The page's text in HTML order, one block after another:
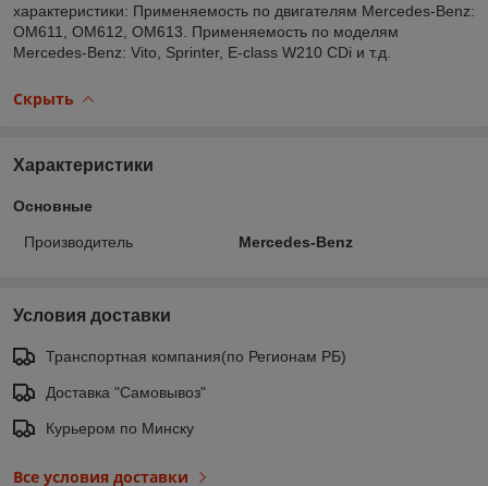
характеристики: Применяемость по двигателям Mercedes-Benz:
OM611, OM612, OM613. Применяемость по моделям
Mercedes-Benz: Vito, Sprinter, E-class W210 CDi и т.д.
Скрыть
Характеристики
Основные
Производитель Mercedes-Benz
Условия доставки
Транспортная компания(по Регионам РБ)
Доставка "Самовывоз"
Курьером по Минску
Все условия доставки